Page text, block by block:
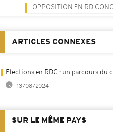
OPPOSITION EN RD
ARTICLES CONNEXES
Elections en RDC : un parcours du
13/08/2024
SUR LE MÊME PAYS